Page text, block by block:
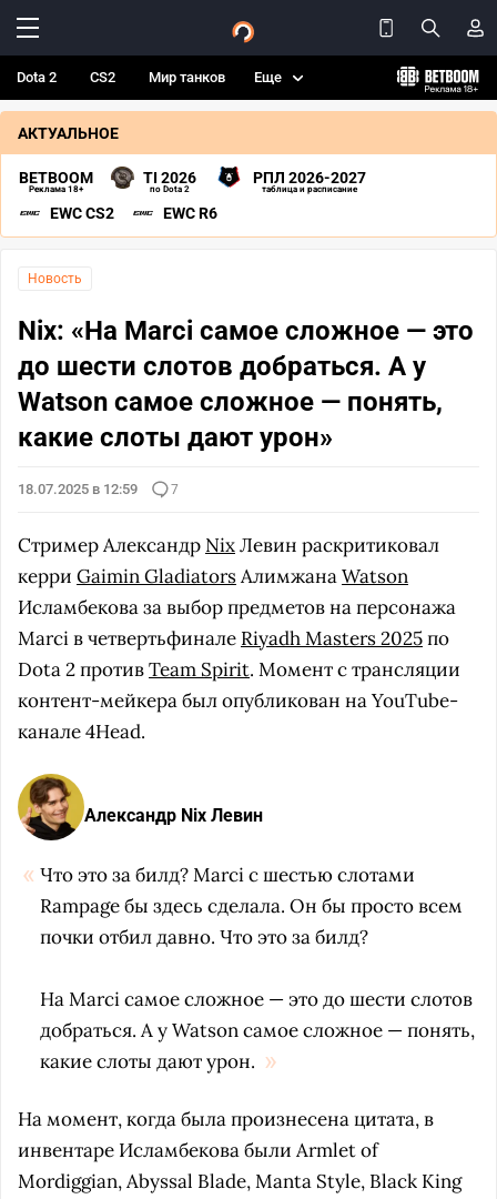
Dota 2 CS2 Мир танков Еще
АКТУАЛЬНОЕ
BETBOOM
Реклама 18+
TI 2026
по Dota 2
РПЛ 2026-2027
таблица и расписание
EWC CS2 EWC R6
Новость
Nix: «На Marci самое сложное — это
до шести слотов добраться. А у
Watson самое сложное — понять,
какие слоты дают урон»
18.07.2025 в 12:59 7
Стример Александр NixЛевин раскритиковал
керри Gaimin GladiatorsАлимжанаWatson
Исламбекова за выбор предметов на персонажа
Marci в четвертьфинале Riyadh Masters 2025по
Dota 2 противTeam Spirit. Момент с трансляции
контент-мейкера был опубликован на YouTube-
канале 4Head.
Александр Nix Левин
Что это за билд? Marci с шестью слотами
Rampage бы здесь сделала. Он бы просто всем
почки отбил давно. Что это за билд?
На Marci самое сложное — это до шести слотов
добраться. А у Watson самое сложное — понять,
какие слоты дают урон.
На момент, когда была произнесена цитата, в
инвентаре Исламбекова были Armlet of
Mordiggian, Abyssal Blade, Manta Style, Black King